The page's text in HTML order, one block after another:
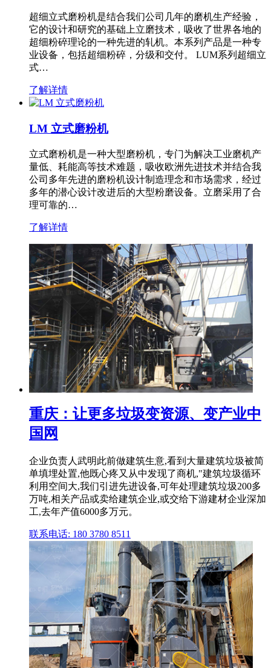
超细立式磨粉机是结合我们公司几年的磨机生产经验，
它的设计和研究的基础上立磨技术，吸收了世界各地的
超细粉碎理论的一种先进的轧机。本系列产品是一种专
业设备，包括超细粉碎，分级和交付。 LUM系列超细立
式…
了解详情
LM 立式磨粉机
立式磨粉机是一种大型磨粉机，专门为解决工业磨机产
量低、耗能高等技术难题，吸收欧洲先进技术并结合我
公司多年先进的磨粉机设计制造理念和市场需求，经过
多年的潜心设计改进后的大型粉磨设备。立磨采用了合
理可靠的…
了解详情
重庆：让更多垃圾变资源、变产业中
国网
企业负责人武明此前做建筑生意,看到大量建筑垃圾被简
单填埋处置,他既心疼又从中发现了商机,"建筑垃圾循环
利用空间大,我们引进先进设备,可年处理建筑垃圾200多
万吨,相关产品或卖给建筑企业,或交给下游建材企业深加
工,去年产值6000多万元。
联系电话: 180 3780 8511